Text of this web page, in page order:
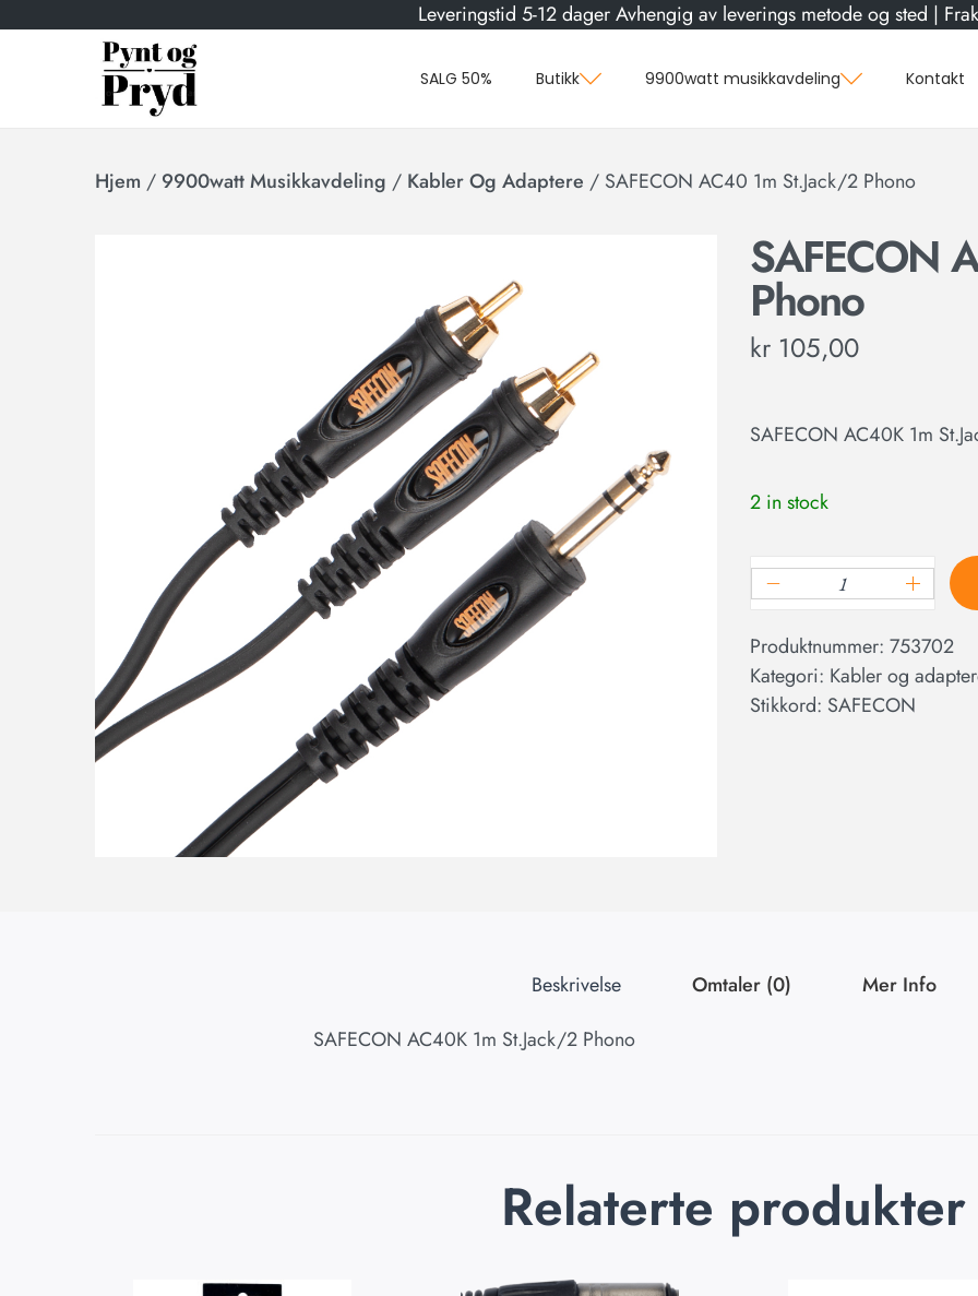
Leveringstid 5-12 dager Avhengig av leverings metode og sted |
SALG 50% Butikk 9900watt musikkavdeling Kontakt
Hjem / 9900watt Musikkavdeling / Kabler Og Adaptere / SAFECON AC40 1m St.Jack/2 Phono
SAFECON
Phono
kr 105,00
SAFECON AC40K 1m
2 in stock
Produktnummer: 753702
Kategori: Kabler og
Stikkord: SAFECON
Beskrivelse Omtaler (0)
Mer Info
SAFECON AC40K 1m St.Jack/2 Phono
Relaterte produkter